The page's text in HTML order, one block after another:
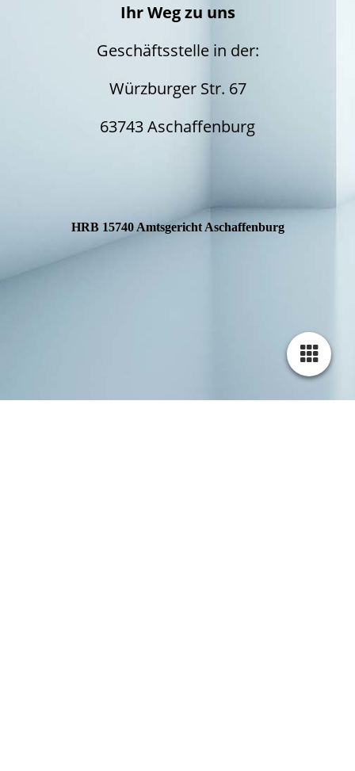
Ihr Weg zu uns
Geschäftsstelle in der:
Würzburger Str. 67
63743 Aschaffenburg
HRB 15740 Amtsgericht Aschaffenburg